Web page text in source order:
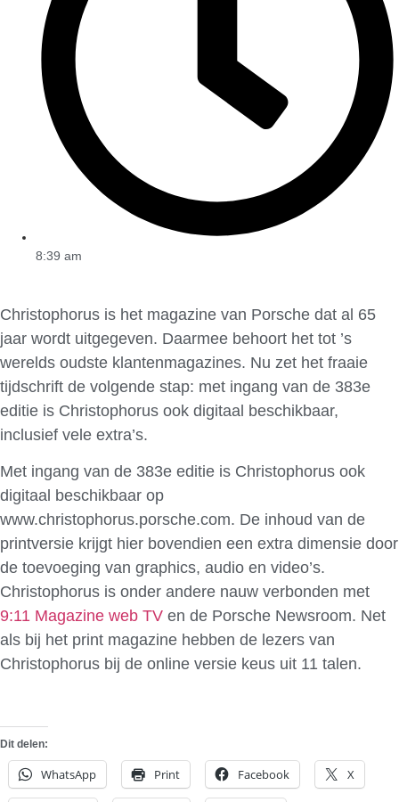
8:39 am
Christophorus is het magazine van Porsche dat al 65
jaar wordt uitgegeven. Daarmee behoort het tot ’s
werelds oudste klantenmagazines. Nu zet het fraaie
tijdschrift de volgende stap: met ingang van de 383e
editie is Christophorus ook digitaal beschikbaar,
inclusief vele extra’s.
Met ingang van de 383e editie is Christophorus ook
digitaal beschikbaar op
www.christophorus.porsche.com. De inhoud van de
printversie krijgt hier bovendien een extra dimensie door
de toevoeging van graphics, audio en video’s.
Christophorus is onder andere nauw verbonden met
9:11 Magazine web TV en de Porsche Newsroom. Net
als bij het print magazine hebben de lezers van
Christophorus bij de online versie keus uit 11 talen.
Dit delen:
WhatsApp Print Facebook X